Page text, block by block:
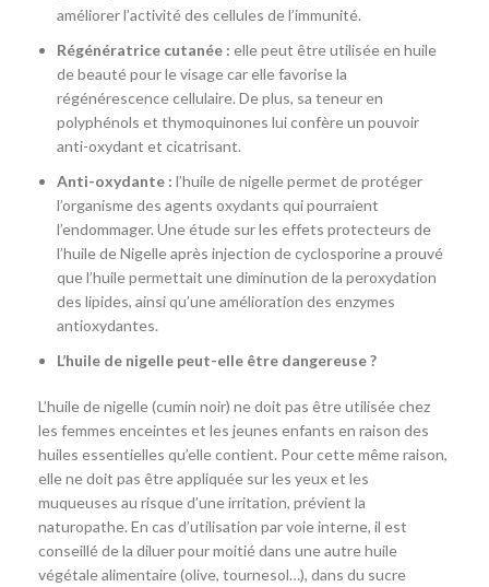
améliorer l’activité des cellules de l’immunité.
Régénératrice cutanée : elle peut être utilisée en huile
de beauté pour le visage car elle favorise la
régénérescence cellulaire. De plus, sa teneur en
polyphénols et thymoquinones lui confère un pouvoir
anti-oxydant et cicatrisant.
Anti-oxydante : l’huile de nigelle permet de protéger
l’organisme des agents oxydants qui pourraient
l’endommager. Une étude sur les effets protecteurs de
l’huile de Nigelle après injection de cyclosporine a prouvé
que l’huile permettait une diminution de la peroxydation
des lipides, ainsi qu’une amélioration des enzymes
antioxydantes.
L’huile de nigelle peut-elle être dangereuse ?
L’huile de nigelle (cumin noir) ne doit pas être utilisée chez
les femmes enceintes et les jeunes enfants en raison des
huiles essentielles qu’elle contient. Pour cette même raison,
elle ne doit pas être appliquée sur les yeux et les
muqueuses au risque d’une irritation, prévient la
naturopathe. En cas d’utilisation par voie interne, il est
conseillé de la diluer pour moitié dans une autre huile
végétale alimentaire (olive, tournesol…), dans du sucre